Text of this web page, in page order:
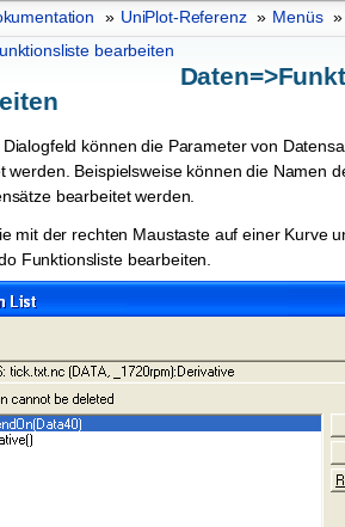
» UniPlot-Referenz » Menüs »
bearbeiten
können die Parameter von
werden. Beispielsweise können die Namen
bearbeitet werden.
mit der rechten Maustaste auf einer Kurve
Funktionsliste bearbeiten.